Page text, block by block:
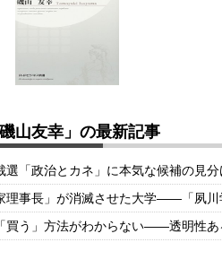
山友幸」の最新記事
選「政治とカネ」に本気な候補の見
理事長」が消滅させた大学――「夙
買う」方法がわからない――透明性あ